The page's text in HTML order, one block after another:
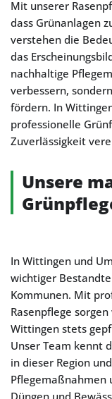
Mit unserer
dass Grünanlagen
verstehen die
das
nachhaltige
verbessern,
fördern. In
professionelle
Zuverlässigkeit
Unsere
In Wittingen und
wichtiger
Kommunen. Mit
Rasenpflege
Wittingen stets
Unser Team kennt
in dieser Region
Pflegemaßnahmen
Düngen und